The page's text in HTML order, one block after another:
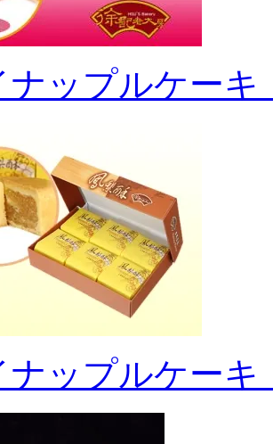
ナップルケーキ
ナップルケーキ